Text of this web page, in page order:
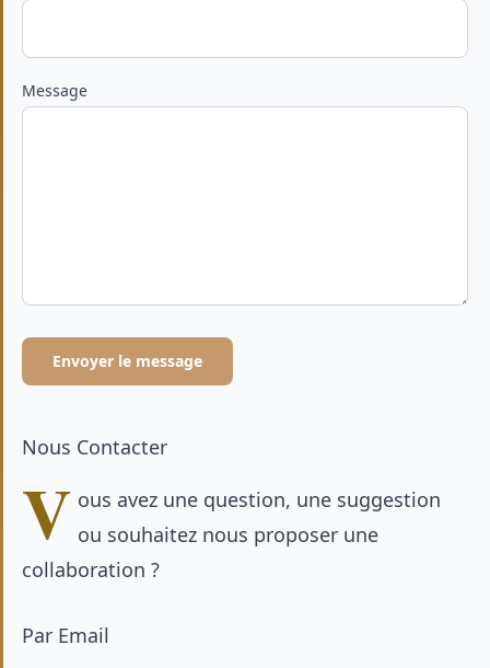
Message
Envoyer le message
Nous Contacter
V ous avez une question, une suggestion
ou souhaitez nous proposer une
collaboration ?
Par Email